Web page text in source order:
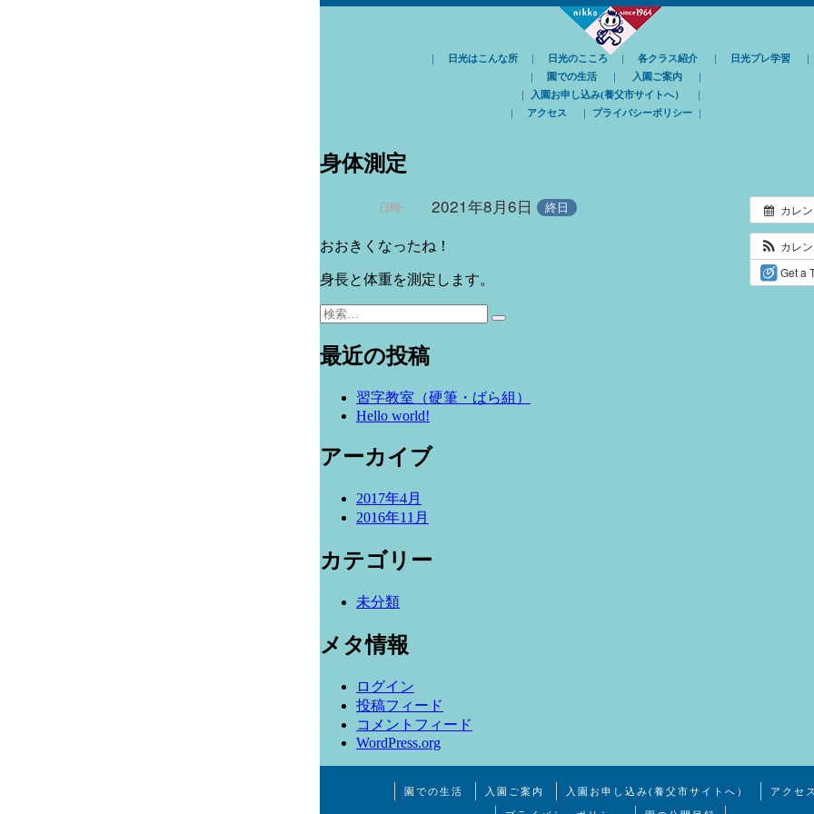
｜ 日光はこんな所 ｜ 日光のこころ ｜ 各クラス紹介 ｜ 日光プレ学習
｜
園での生活｜ 入園ご案内｜
｜
入園お申し込み(養父市サイトへ）
｜
｜
アクセス ｜ プライバシーポリシー｜
身体測定
カレ
カレ
Get a
日時: 2021年8月6日 終日
おおきくなったね！
身長と体重を測定します。
検
検
最近の投稿
習字教室（硬筆・ばら組）
Hello world!
アーカイブ
2017年4月
2016年11月
カテゴリー
未分類
メタ情報
ログイン
投稿フィード
コメントフィード
WordPress.org
園での生活 入園ご案内 入園お申し込み(養父市サイトへ） アクセ